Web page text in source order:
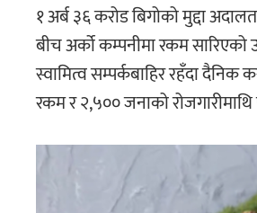
१ अर्ब ३६ करोड बिगोको मुद्दा
बीच अर्को कम्पनीमा रकम सारिएको
स्वामित्व सम्पर्कबाहिर रहँदा दैनिक
रकम र २,५०० जनाको